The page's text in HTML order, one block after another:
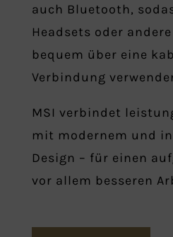
auch Bluetooth,
Headsets oder
bequem über eine
Verbindung
MSI verbindet
mit modernem und
Design – für einen
vor allem besseren